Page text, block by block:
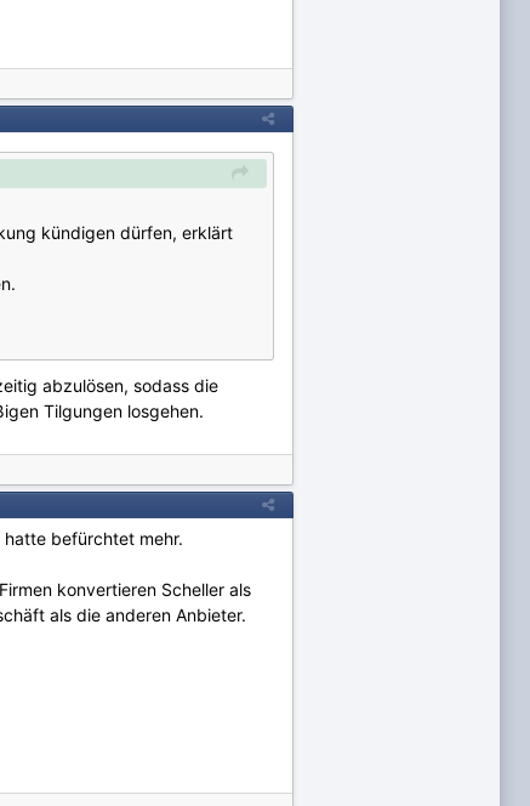
kündigen dürfen, erklärt
abzulösen, sodass die
Tilgungen losgehen.
befürchtet mehr.
konvertieren Scheller als
als die anderen Anbieter.